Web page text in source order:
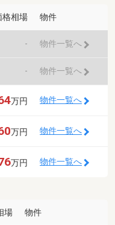
格相場 物件
- 物件一覧へ
- 物件一覧へ
万円 物件一覧へ
万円 物件一覧へ
万円 物件一覧へ
場 物件